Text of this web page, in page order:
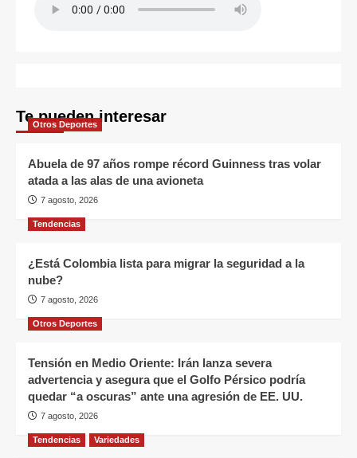
Te pueden interesar
Otros Deportes
Abuela de 97 años rompe récord Guinness tras volar
atada a las alas de una avioneta
7 agosto, 2026
Tendencias
¿Está Colombia lista para migrar la seguridad a la
nube?
7 agosto, 2026
Otros Deportes
Tensión en Medio Oriente: Irán lanza severa
advertencia y asegura que el Golfo Pérsico podría
quedar “a oscuras” ante una agresión de EE. UU.
7 agosto, 2026
Tendencias Variedades